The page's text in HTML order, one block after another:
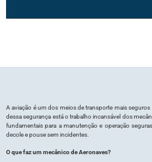
A aviação é um dos meios de transporte mais
dessa segurança está o trabalho incansável dos
fundamentais para a manutenção e operação
decole e pouse sem incidentes.
O que faz um mecânico de Aeronaves?